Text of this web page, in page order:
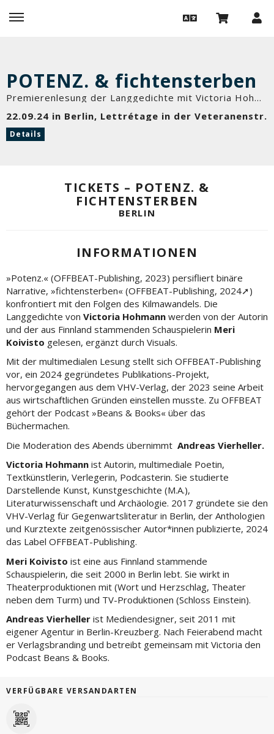
POTENZ. & fichtensterben
Premierenlesung der Langgedichte mit Victoria Hohmann und Meri Koivisto
22.09.24 in Berlin, Lettrétage in der Veteranenstr.
Details
TICKETS – POTENZ. &
FICHTENSTERBEN
BERLIN
INFORMATIONEN
»Potenz.« (OFFBEAT-Publishing, 2023) persifliert binäre
Narrative, »fichtensterben« (OFFBEAT-Publishing, 2024➚)
konfrontiert mit den Folgen des Kilmawandels. Die
Langgedichte von Victoria Hohmann werden von der Autorin
und der aus Finnland stammenden Schauspielerin Meri
Koivisto gelesen, ergänzt durch Visuals.
Mit der multimedialen Lesung stellt sich OFFBEAT-Publishing
vor, ein 2024 gegründetes Publikations-Projekt,
hervorgegangen aus dem VHV-Verlag, der 2023 seine Arbeit
aus wirtschaftlichen Gründen einstellen musste. Zu OFFBEAT
gehört der Podcast »Beans & Books« über das
Büchermachen.
Die Moderation des Abends übernimmt Andreas Vierheller.
Victoria Hohmann ist Autorin, multimediale Poetin,
Textkünstlerin, Verlegerin, Podcasterin. Sie studierte
Darstellende Kunst, Kunstgeschichte (M.A.),
Literaturwissenschaft und Archäologie. 2017 gründete sie den
VHV-Verlag für Gegenwartsliteratur in Berlin, der Anthologien
und Kurztexte zeitgenössischer Autor*innen publizierte, 2024
das Label OFFBEAT-Publishing.
Meri Koivisto ist eine aus Finnland stammende
Schauspielerin, die seit 2000 in Berlin lebt. Sie wirkt in
Theaterproduktionen mit (Wort und Herzschlag, Theater
neben dem Turm) und TV-Produktionen (Schloss Einstein).
Andreas Vierheller ist Mediendesigner, seit 2011 mit
eigener Agentur in Berlin-Kreuzberg. Nach Feierabend macht
er Verlagsbranding und betreibt gemeinsam mit Victoria den
Podcast Beans & Books.
VERFÜGBARE VERSANDARTEN